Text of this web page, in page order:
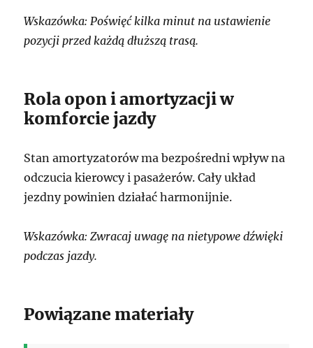
Wskazówka: Poświęć kilka minut na ustawienie
pozycji przed każdą dłuższą trasą.
Rola opon i amortyzacji w
komforcie jazdy
Stan amortyzatorów ma bezpośredni wpływ na
odczucia kierowcy i pasażerów. Cały układ
jezdny powinien działać harmonijnie.
Wskazówka: Zwracaj uwagę na nietypowe dźwięki
podczas jazdy.
Powiązane materiały